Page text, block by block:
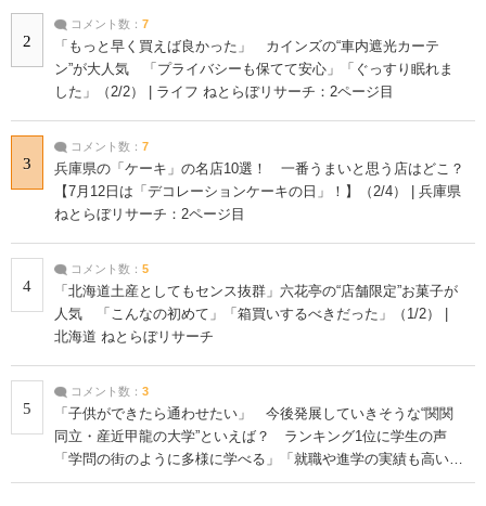
2
コメント数： 7
「もっと早く買えば良かった」 カインズの“車内遮光カーテ
ン”が大人気 「プライバシーも保てて安心」「ぐっすり眠れま
した」（2/2） | ライフ ねとらぼリサーチ：2ページ目
3
コメント数： 7
兵庫県の「ケーキ」の名店10選！ 一番うまいと思う店はどこ？
【7月12日は「デコレーションケーキの日」！】（2/4） | 兵庫県
ねとらぼリサーチ：2ページ目
4
コメント数： 5
「北海道土産としてもセンス抜群」六花亭の“店舗限定”お菓子が
人気 「こんなの初めて」「箱買いするべきだった」（1/2） |
北海道 ねとらぼリサーチ
5
コメント数： 3
「子供ができたら通わせたい」 今後発展していきそうな“関関
同立・産近甲龍の大学”といえば？ ランキング1位に学生の声
「学問の街のように多様に学べる」「就職や進学の実績も高い」
| 大学 ねとらぼリサーチ